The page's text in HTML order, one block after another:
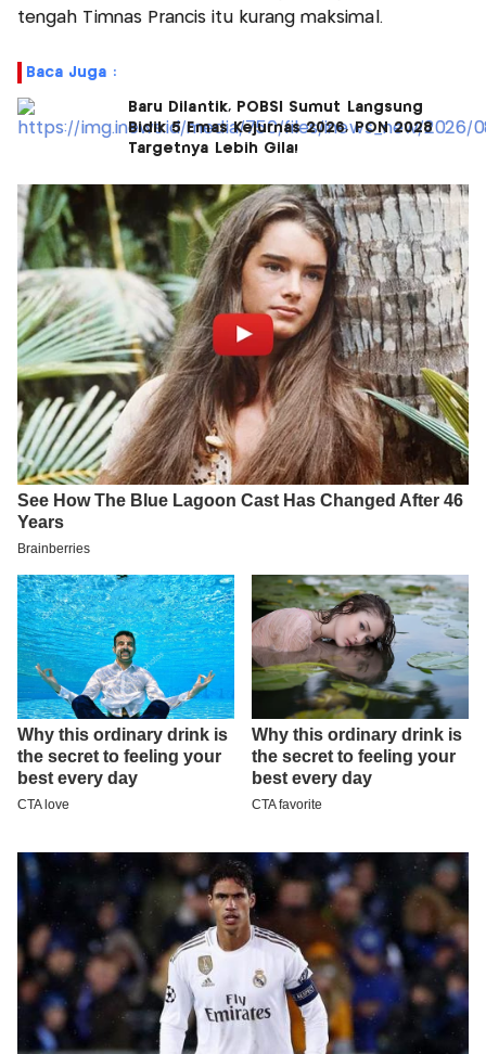
tengah Timnas Prancis itu kurang maksimal.
Baca Juga :
Baru Dilantik, POBSI Sumut Langsung
Bidik 5 Emas Kejurnas 2026, PON 2028
Targetnya Lebih Gila!